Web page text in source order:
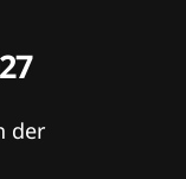
der